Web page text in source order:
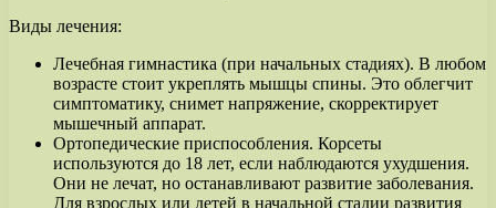
Виды лечения:
Лечебная гимнастика (при начальных стадиях). В любом
возрасте стоит укреплять мышцы спины. Это облегчит
симптоматику, снимет напряжение, скорректирует
мышечный аппарат.
Ортопедические приспособления. Корсеты
используются до 18 лет, если наблюдаются ухудшения.
Они не лечат, но останавливают развитие заболевания.
Для взрослых или детей в начальной стадии развития